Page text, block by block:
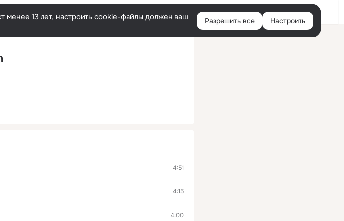
Войти
менее 13 лет, настроить cookie-файлы должен ваш
Разрешить все Настроить
4:51
4:15
4:00